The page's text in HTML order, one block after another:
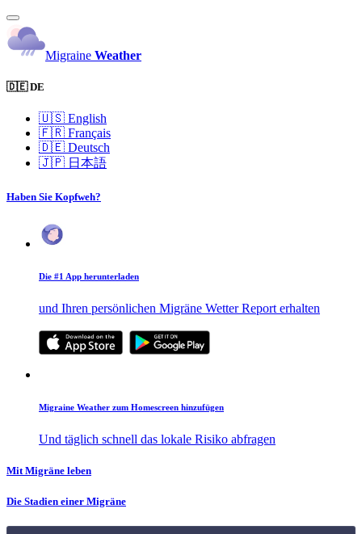
Migraine Weather
🇩🇪 DE
🇺🇸 English
🇫🇷 Français
🇩🇪 Deutsch
🇯🇵 日本語
Haben Sie Kopfweh?
Die #1 App herunterladen
und Ihren persönlichen Migräne Wetter Report erhalten
Migraine Weather zum Homescreen hinzufügen
Und täglich schnell das lokale Risiko abfragen
Mit Migräne leben
Die Stadien einer Migräne